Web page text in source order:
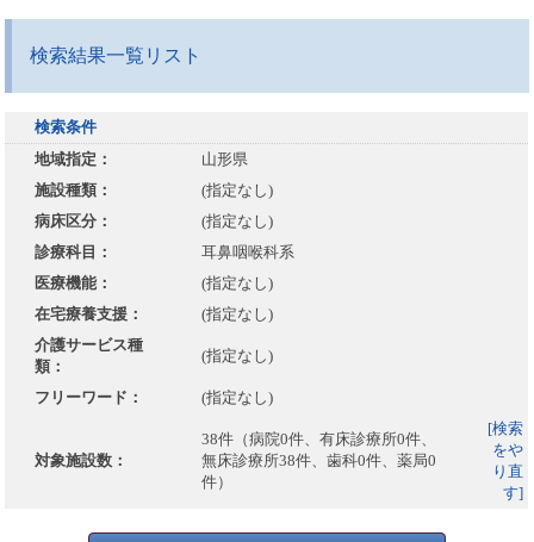
検索結果一覧リスト
検索条件
地域指定：
山形県
施設種類：
(指定なし)
病床区分：
(指定なし)
診療科目：
耳鼻咽喉科系
医療機能：
(指定なし)
在宅療養支援：
(指定なし)
介護サービス種
類：
(指定なし)
フリーワード： (指定なし)
対象施設数：
38件（病院0件、有床診療所0件、
無床診療所38件、歯科0件、薬局0
件）
[検索
をや
り直
す]